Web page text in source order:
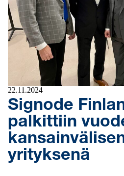
22.11.2024
Signode
palkittiin
yrityksenä